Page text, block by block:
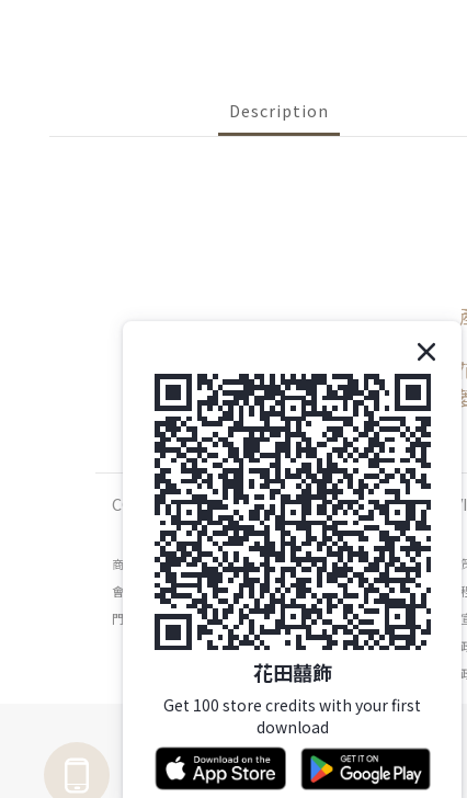
Description
COMPANY
商店介紹
會員權益
門市資訊
運送政
維修流
防詐騙
退換貨
隱私權
花田囍飾
Get 100 store credits with your first
download